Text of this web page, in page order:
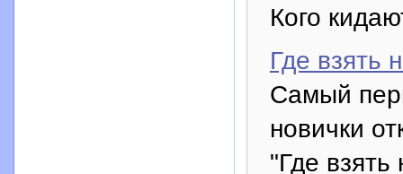
Кого
Где взять
Самый
новички
"Где